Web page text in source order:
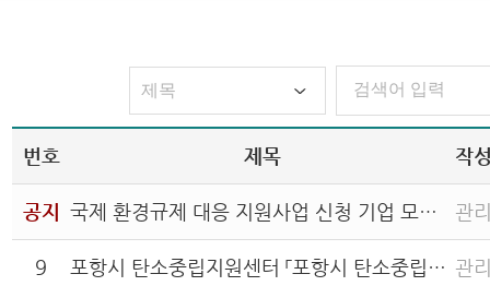
번호 제목 작
공지 국제 환경규제 대응 지원사업 신청 기업 모집 안내 관
9 포항시 탄소중립지원센터 「포항시 탄소중립지원센터 PCNC 서포터즈 4기」모집 안내 관